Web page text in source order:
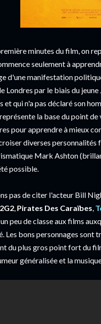
minutes du film, on
seulement à
d'une manifestation
Londres par le biais du
et qui n'a pas déclaré son
la base du point
pour apprendre à mieux
diverses
Mark Ashton
possible.
pas de citer l'acteur Bill
, Pirates Des Caraïbes,
peu de classe aux films
Les bons personnages
du plus gros point fort du
généralisée et la